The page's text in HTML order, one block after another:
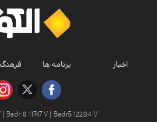
اخبار برنامه ها
Badr 8 11747 V | Badr5 12284 V